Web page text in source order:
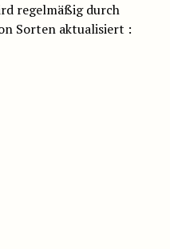
regelmäßig durch
Sorten aktualisiert :